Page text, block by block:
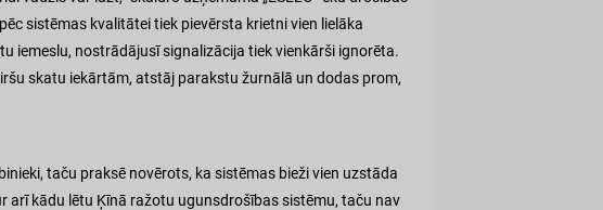
sistēmas kvalitātei tiek pievērsta krietni vien lielāka
iemeslu, nostrādājusī signalizācija tiek vienkārši ignorēta.
skatu iekārtām, atstāj parakstu žurnālā un dodas prom,
taču praksē novērots, ka sistēmas bieži vien uzstāda
arī kādu lētu Ķīnā ražotu ugunsdrošības sistēmu, taču nav